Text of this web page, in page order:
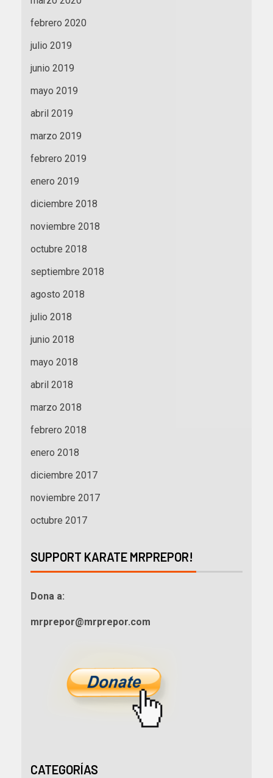
febrero 2020
julio 2019
junio 2019
mayo 2019
abril 2019
marzo 2019
febrero 2019
enero 2019
diciembre 2018
noviembre 2018
octubre 2018
septiembre 2018
agosto 2018
julio 2018
junio 2018
mayo 2018
abril 2018
marzo 2018
febrero 2018
enero 2018
diciembre 2017
noviembre 2017
octubre 2017
SUPPORT KARATE MRPREPOR!
Dona a:
mrprepor@mrprepor.com
CATEGORÍAS